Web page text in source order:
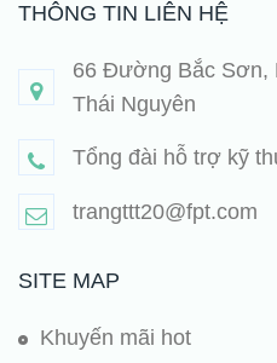
THÔNG TIN LIÊN HỆ
66 Đường Bắc Sơn,
Thái Nguyên
Tổng đài hỗ trợ kỹ
trangttt20@fpt.com
SITE MAP
Khuyến mãi hot